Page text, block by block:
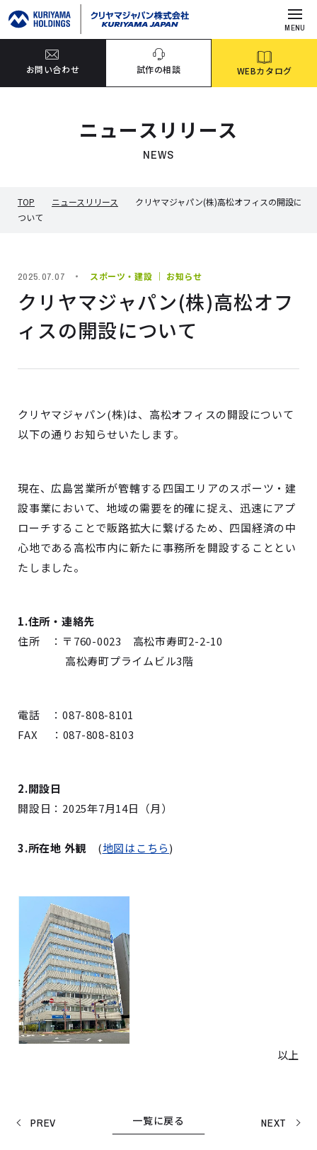
MENU
お問い合わせ 試作の相談 WEBカタログ
ニュースリリース
NEWS
TOP ニュースリリース
クリヤマジャパン(株)高松オフィスの開設に
ついて
2025.07.07 スポーツ・建設 ｜ お知らせ
クリヤマジャパン(株)高松オフ
ィスの開設について
クリヤマジャパン(株)は、高松オフィスの開設について
以下の通りお知らせいたします。
現在、広島営業所が管轄する四国エリアのスポーツ・建
設事業において、地域の需要を的確に捉え、迅速にアプ
ローチすることで販路拡大に繋げるため、四国経済の中
心地である高松市内に新たに事務所を開設することとい
たしました。
1.住所・連絡先
住所 ：〒760-0023 高松市寿町2-2-10
高松寿町プライムビル3階
電話 ：087-808-8101
FAX ：087-808-8103
2.開設日
開設日：2025年7月14日（月）
3.所在地 外観 (地図はこちら)
以上
PREV NEXT
一覧に戻る